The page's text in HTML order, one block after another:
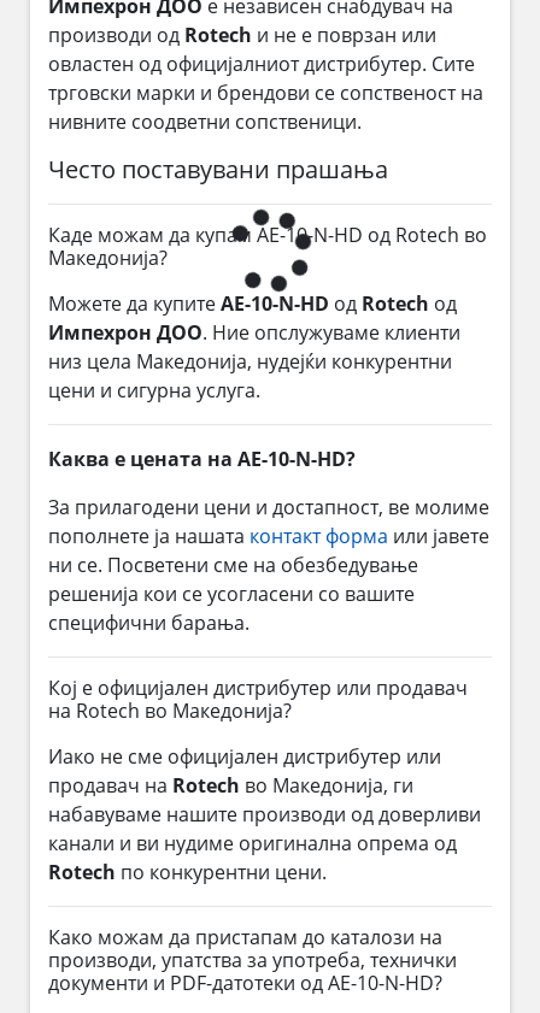
Импехрон ДОО е независен снабдувач на
производи од Rotech и не е поврзан или
овластен од официјалниот дистрибутер. Сите
трговски марки и брендови се сопственост на
нивните соодветни сопственици.
Често поставувани прашања
Каде можам да купам AE-10-N-HD од Rotech во
Македонија?
Можете да купитеAE-10-N-HD од Rotech од
Импехрон ДОО. Ние опслужуваме клиенти
низ цела Македонија, нудејќи конкурентни
цени и сигурна услуга.
Каква е цената на AE-10-N-HD?
За прилагодени цени и достапност, ве молиме
пополнете ја нашата контакт форма или јавете
ни се. Посветени сме на обезбедување
решенија кои се усогласени со вашите
специфични барања.
Кој е официјален дистрибутер или продавач
на Rotech во Македонија?
Иако не сме официјален дистрибутер или
продавач на Rotech во Македонија, ги
набавуваме нашите производи од доверливи
канали и ви нудиме оригинална опрема од
Rotech по конкурентни цени.
Како можам да пристапам до каталози на
производи, упатства за употреба, технички
документи и PDF-датотеки од AE-10-N-HD?